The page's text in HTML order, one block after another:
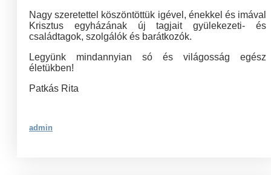
Nagy szeretettel köszöntöttük igével, énekkel és imával
Krisztus egyházának új tagjait gyülekezeti- és
családtagok, szolgálók és barátkozók.
Legyünk mindannyian só és világosság egész
életükben!
Patkás Rita
admin